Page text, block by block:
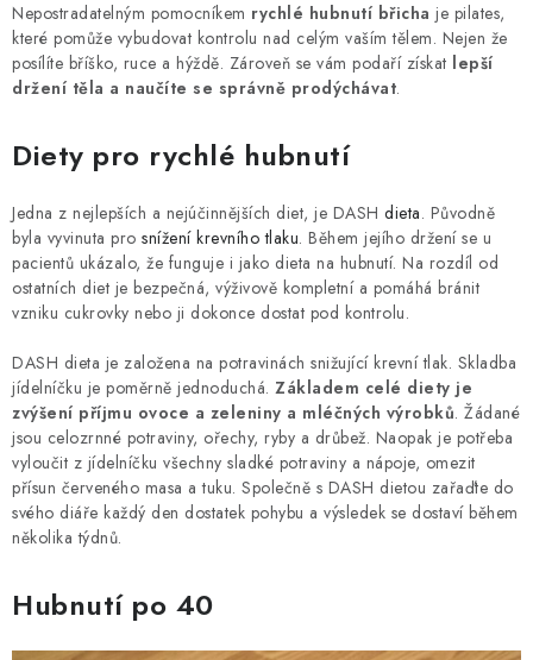
Nepostradatelným pomocníkem rychlé hubnutí břicha je pilates,
které pomůže vybudovat kontrolu nad celým vaším tělem. Nejen že
posílíte bříško, ruce a hýždě. Zároveň se vám podaří získat lepší
držení těla a naučíte se správně prodýchávat.
Diety pro rychlé hubnutí
Jedna z nejlepších a nejúčinnějších diet, je DASH dieta. Původně
byla vyvinuta pro snížení krevního tlaku. Během jejího držení se u
pacientů ukázalo, že funguje i jako dieta na hubnutí. Na rozdíl od
ostatních diet je bezpečná, výživově kompletní a pomáhá bránit
vzniku cukrovky nebo ji dokonce dostat pod kontrolu.
DASH dieta je založena na potravinách snižující krevní tlak. Skladba
jídelníčku je poměrně jednoduchá. Základem celé diety je
zvýšení příjmu ovoce a zeleniny a mléčných výrobků. Žádané
jsou celozrnné potraviny, ořechy, ryby a drůbež. Naopak je potřeba
vyloučit z jídelníčku všechny sladké potraviny a nápoje, omezit
přísun červeného masa a tuku. Společně s DASH dietou zařaďte do
svého diáře každý den dostatek pohybu a výsledek se dostaví během
několika týdnů.
Hubnutí po 40